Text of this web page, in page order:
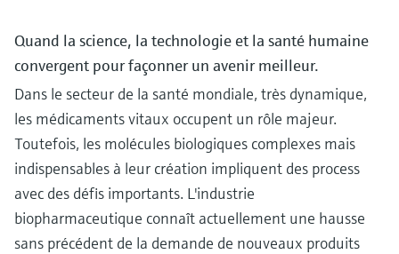
Quand la science, la technologie et la santé humaine
convergent pour façonner un avenir meilleur.
Dans le secteur de la santé mondiale, très dynamique,
les médicaments vitaux occupent un rôle majeur.
Toutefois, les molécules biologiques complexes mais
indispensables à leur création impliquent des process
avec des défis importants. L'industrie
biopharmaceutique connaît actuellement une hausse
sans précédent de la demande de nouveaux produits